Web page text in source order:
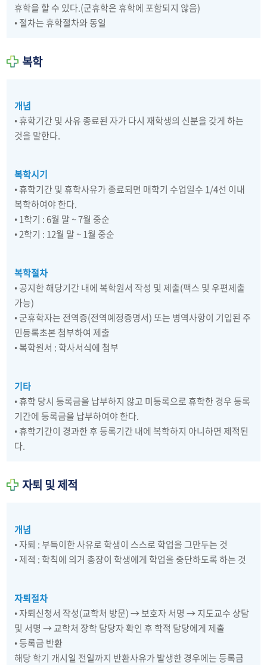
휴학을 할 수 있다.(군휴학은 휴학에 포함되지 않음)
• 절차는 휴학절차와 동일
복학
개념
• 휴학기간 및 사유 종료된 자가 다시 재학생의 신분을 갖게 하는
것을 말한다.
복학시기
• 휴학기간 및 휴학사유가 종료되면 매학기 수업일수 1/4선 이내
복학하여야 한다.
• 1학기 : 6월 말 ~ 7월 중순
• 2학기 : 12월 말 ~ 1월 중순
복학절차
• 공지한 해당기간 내에 복학원서 작성 및 제출(팩스 및 우편제출
가능)
• 군휴학자는 전역증(전역예정증명서) 또는 병역사항이 기입된 주
민등록초본 첨부하여 제출
• 복학원서 : 학사서식에 첨부
기타
• 휴학 당시 등록금을 납부하지 않고 미등록으로 휴학한 경우 등록
기간에 등록금을 납부하여야 한다.
• 휴학기간이 경과한 후 등록기간 내에 복학하지 아니하면 제적된
다.
자퇴 및 제적
개념
• 자퇴 : 부득이한 사유로 학생이 스스로 학업을 그만두는 것
• 제적 : 학칙에 의거 총장이 학생에게 학업을 중단하도록 하는 것
자퇴절차
• 자퇴신청서 작성(교학처 방문) → 보호자 서명 → 지도교수 상담
및 서명 → 교학처 장학 담당자 확인 후 학적 담당에게 제출
• 등록금 반환
해당 학기 개시일 전일까지 반환사유가 발생한 경우에는 등록금